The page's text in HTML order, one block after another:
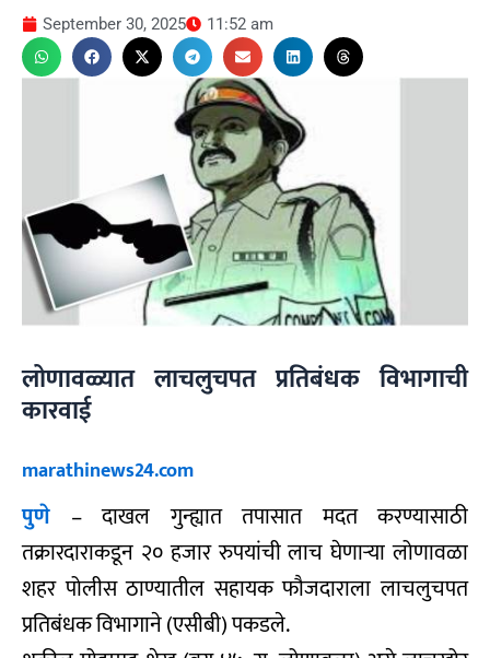
September 30, 2025 11:52 am
लोणावळ्यात लाचलुचपत प्रतिबंधक विभागाची
कारवाई
marathinews24.com
पुणे – दाखल गुन्ह्यात तपासात मदत करण्यासाठी
तक्रारदाराकडून २० हजार रुपयांची लाच घेणाऱ्या लोणावळा
शहर पोलीस ठाण्यातील सहायक फौजदाराला लाचलुचपत
प्रतिबंधक विभागाने (एसीबी) पकडले.